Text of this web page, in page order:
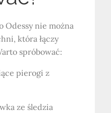
Odessy nie można
która łączy
spróbować:
pierogi z
ze śledzia